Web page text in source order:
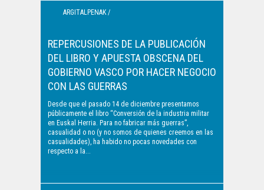
ARGITALPENAK /
REPERCUSIONES DE LA PUBLICACIÓN
DEL LIBRO Y APUESTA OBSCENA DEL
GOBIERNO VASCO POR HACER NEGOCIO
CON LAS GUERRAS
Desde que el pasado 14 de diciembre presentamos
públicamente el libro “Conversión de la industria militar
en Euskal Herria. Para no fabricar más guerras”,
casualidad o no (y no somos de quienes creemos en las
casualidades), ha habido no pocas novedades con
respecto a la...